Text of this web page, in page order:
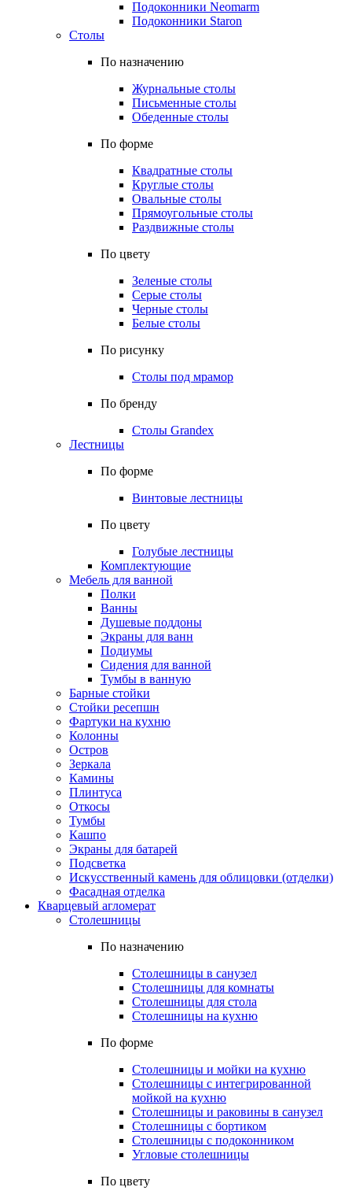
Подоконники Neomarm
Подоконники Staron
Столы
По назначению
Журнальные столы
Письменные столы
Обеденные столы
По форме
Квадратные столы
Круглые столы
Овальные столы
Прямоугольные столы
Раздвижные столы
По цвету
Зеленые столы
Серые столы
Черные столы
Белые столы
По рисунку
Столы под мрамор
По бренду
Столы Grandex
Лестницы
По форме
Винтовые лестницы
По цвету
Голубые лестницы
Комплектующие
Мебель для ванной
Полки
Ванны
Душевые поддоны
Экраны для ванн
Подиумы
Сидения для ванной
Тумбы в ванную
Барные стойки
Стойки ресепшн
Фартуки на кухню
Колонны
Остров
Зеркала
Камины
Плинтуса
Откосы
Тумбы
Кашпо
Экраны для батарей
Подсветка
Искусственный камень для облицовки (отделки)
Фасадная отделка
Кварцевый агломерат
Столешницы
По назначению
Столешницы в санузел
Столешницы для комнаты
Столешницы для стола
Столешницы на кухню
По форме
Столешницы и мойки на кухню
Столешницы с интегрированной
мойкой на кухню
Столешницы и раковины в санузел
Столешницы с бортиком
Столешницы с подоконником
Угловые столешницы
По цвету